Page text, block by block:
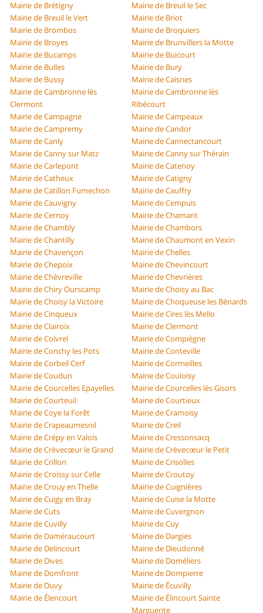
Mairie de Brétigny
Mairie de Breuil le Sec
Mairie de Breuil le Vert
Mairie de Briot
Mairie de Brombos
Mairie de Broquiers
Mairie de Broyes
Mairie de Brunvillers la Motte
Mairie de Bucamps
Mairie de Buicourt
Mairie de Bulles
Mairie de Bury
Mairie de Bussy
Mairie de Caisnes
Mairie de Cambronne lès
Clermont
Mairie de Cambronne lès
Ribécourt
Mairie de Campagne
Mairie de Campeaux
Mairie de Campremy
Mairie de Candor
Mairie de Canly
Mairie de Cannectancourt
Mairie de Canny sur Matz
Mairie de Canny sur Thérain
Mairie de Carlepont
Mairie de Catenoy
Mairie de Catheux
Mairie de Catigny
Mairie de Catillon Fumechon
Mairie de Cauffry
Mairie de Cauvigny
Mairie de Cempuis
Mairie de Cernoy
Mairie de Chamant
Mairie de Chambly
Mairie de Chambors
Mairie de Chantilly
Mairie de Chaumont en Vexin
Mairie de Chavençon
Mairie de Chelles
Mairie de Chepoix
Mairie de Chevincourt
Mairie de Chèvreville
Mairie de Chevrières
Mairie de Chiry Ourscamp
Mairie de Choisy au Bac
Mairie de Choisy la Victoire
Mairie de Choqueuse les Bénards
Mairie de Cinqueux
Mairie de Cires lès Mello
Mairie de Clairoix
Mairie de Clermont
Mairie de Coivrel
Mairie de Compiègne
Mairie de Conchy les Pots
Mairie de Conteville
Mairie de Corbeil Cerf
Mairie de Cormeilles
Mairie de Coudun
Mairie de Couloisy
Mairie de Courcelles Epayelles
Mairie de Courcelles lès Gisors
Mairie de Courteuil
Mairie de Courtieux
Mairie de Coye la Forêt
Mairie de Cramoisy
Mairie de Crapeaumesnil
Mairie de Creil
Mairie de Crépy en Valois
Mairie de Cressonsacq
Mairie de Crèvecœur le Grand
Mairie de Crèvecœur le Petit
Mairie de Crillon
Mairie de Crisolles
Mairie de Croissy sur Celle
Mairie de Croutoy
Mairie de Crouy en Thelle
Mairie de Cuignières
Mairie de Cuigy en Bray
Mairie de Cuise la Motte
Mairie de Cuts
Mairie de Cuvergnon
Mairie de Cuvilly
Mairie de Cuy
Mairie de Daméraucourt
Mairie de Dargies
Mairie de Delincourt
Mairie de Dieudonné
Mairie de Dives
Mairie de Doméliers
Mairie de Domfront
Mairie de Dompierre
Mairie de Duvy
Mairie de Écuvilly
Mairie de Élencourt
Mairie de Élincourt Sainte
Marguerite